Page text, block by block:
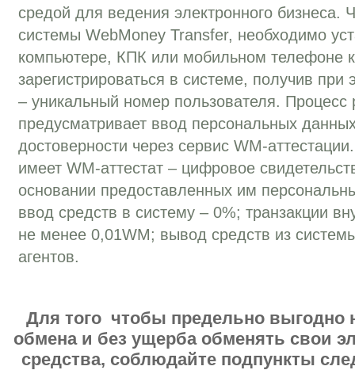
средой для ведения электронного бизнеса.
системы WebMoney Transfer, необходимо
компьютере, КПК или мобильном телефоне
зарегистрироваться в системе, получив
– уникальный номер пользователя. Процесс
предусматривает ввод персональных
достоверности через сервис WM-
имеет WM-аттестат – цифровое
основании предоставленных им
ввод средств в систему – 0%; транзакции
не менее 0,01WM; вывод средств из
агентов.
Для того чтобы предельно выгодно
обмена и без ущерба обменять свои
средства, соблюдайте подпункты